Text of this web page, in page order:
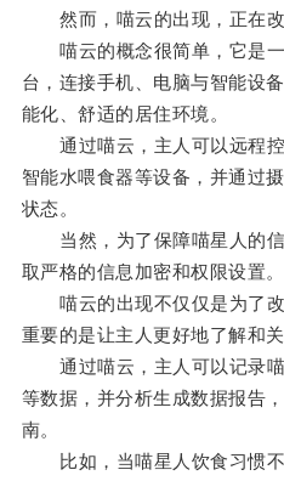
然而，喵云的出现，正在改
喵云的概念很简单，它是一
台，连接手机、电脑与智能设
能化、舒适的居住环境。
通过喵云，主人可以远程控
智能水喂食器等设备，并通过
状态。
当然，为了保障喵星人的信
取严格的信息加密和权限设置。
喵云的出现不仅仅是为了改
重要的是让主人更好地了解和
通过喵云，主人可以记录喵
等数据，并分析生成数据报告
南。
比如，当喵星人饮食习惯不